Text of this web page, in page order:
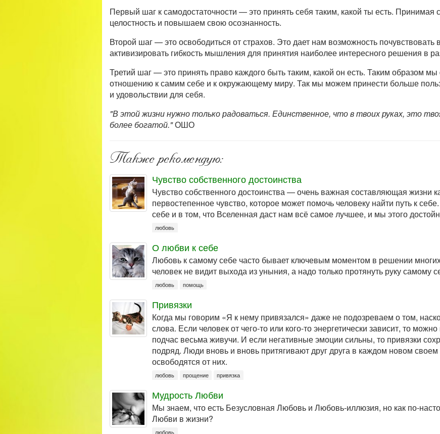
Первый шаг к самодостаточности — это принять себя таким, какой ты есть. Принимая
целостность и повышаем свою осознанность.
Второй шаг — это освободиться от страхов. Это дает нам возможность
активизировать гибкость мышления для принятия наиболее интересного решения в
Третий шаг — это принять право каждого быть таким, какой он есть. Таким образом
отношению к самим себе и к окружающему миру. Так мы можем принести больше
и удовольствии для себя.
"В этой жизни нужно только радоваться. Единственное, что в твоих руках, это
более богатой."ОШО
Также рекомендую:
Чувство собственного достоинства
Чувство собственного достоинства — очень важная составляющая жизни
первостепенное чувство, которое может помочь человеку найти путь к
себе и в том, что Вселенная даст нам всё самое лучшее, и мы этого
любовь
О любви к себе
Любовь к самому себе часто бывает ключевым моментом в решении
человек не видит выхода из уныния, а надо только протянуть руку самому
любовь помощь
Привязки
Когда мы говорим «Я к нему привязался» даже не подозреваем о том,
слова. Если человек от чего-то или кого-то энергетически зависит, то
подчас весьма живучи. И если негативные эмоции сильны, то привязки
подряд. Люди вновь и вновь притягивают друг друга в каждом новом
освободятся от них.
любовь прощение привязка
Мудрость Любви
Мы знаем, что есть Безусловная Любовь и Любовь-иллюзия, но как по-
Любви в жизни?
любовь